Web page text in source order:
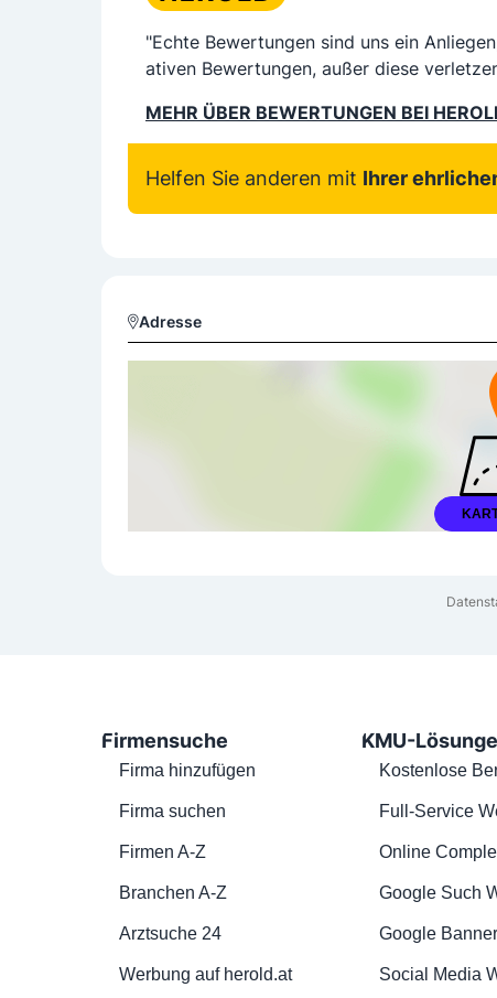
"Echte Bewertungen sind uns ein
ativen Bewertungen, außer diese
MEHR ÜBER BEWERTUNGEN BEI
Helfen Sie anderen mit Ihrer
Adresse
Firmensuche
Firma hinzufügen
Firma suchen
Firmen A-Z
Branchen A-Z
Arztsuche 24
Werbung auf herold.at
KMU-
Kostenlose
Full-Service
Online
Google Such
Google
Social Media